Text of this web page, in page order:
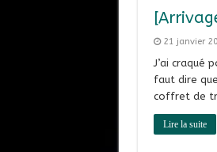
21 janvier
J’ai craqué
faut dire
coffret de
Lire la suite